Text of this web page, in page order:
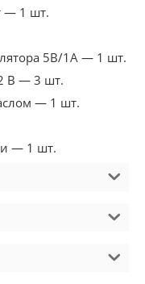
— 1 шт.
5В/1А — 1 шт.
В — 3 шт.
— 1 шт.
— 1 шт.